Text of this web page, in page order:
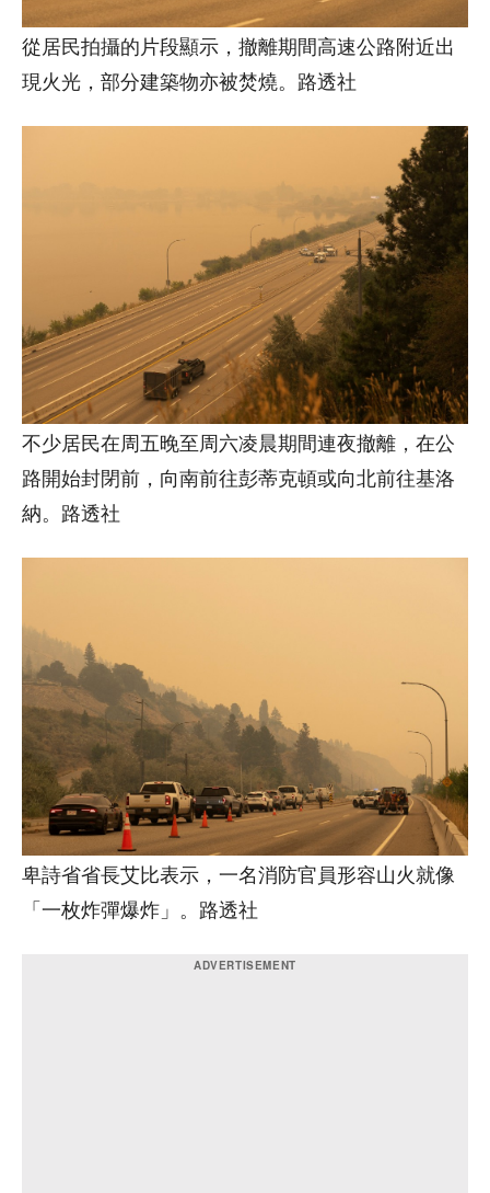
從居民拍攝的片段顯示，撤離期間高速公路附近出
現火光，部分建築物亦被焚燒。路透社
不少居民在周五晚至周六凌晨期間連夜撤離，在公
路開始封閉前，向南前往彭蒂克頓或向北前往基洛
納。路透社
卑詩省省長艾比表示，一名消防官員形容山火就像
「一枚炸彈爆炸」。路透社